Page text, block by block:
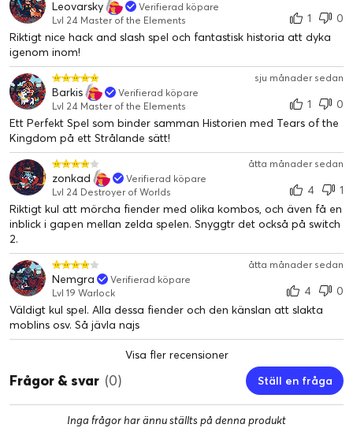
Leovarsky
Verifierad köpare
Lvl 24 Master of the Elements
1
0
Riktigt nice hack and slash spel och fantastisk historia att dyka
igenom inom!
sju månader sedan
Barkis
Verifierad köpare
Lvl 24 Master of the Elements
1
0
Ett Perfekt Spel som binder samman Historien med Tears of the
Kingdom på ett Strålande sätt!
åtta månader sedan
zonkad
Verifierad köpare
Lvl 24 Destroyer of Worlds
4
1
Riktigt kul att mörcha fiender med olika kombos, och även få en
inblick i gapen mellan zelda spelen. Snyggtr det också på switch
2.
åtta månader sedan
Nemgra
Verifierad köpare
Lvl 19 Warlock
4
0
Väldigt kul spel. Alla dessa fiender och den känslan att slakta
moblins osv. Så jävla najs
Visa fler recensioner
Frågor & svar (0) Ställ en fråga
Inga frågor har ännu ställts på denna produkt